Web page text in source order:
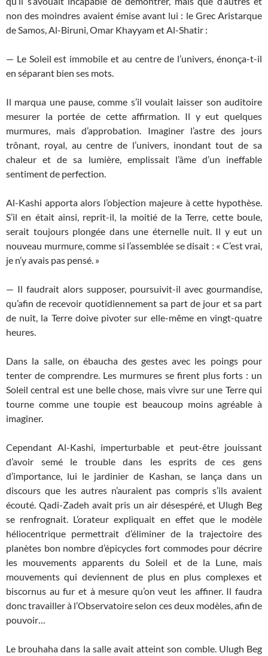
non des moindres avaient émise avant lui : le Grec Aristarque
de Samos, Al-Biruni, Omar Khayyam et Al-Shatir :
— Le Soleil est immobile et au centre de l’univers, énonça-t-il
en séparant bien ses mots.
Il marqua une pause, comme s’il voulait laisser son auditoire
mesurer la portée de cette affirmation. Il y eut quelques
murmures, mais d’approbation. Imaginer l’astre des jours
trônant, royal, au centre de l’univers, inondant tout de sa
chaleur et de sa lumière, emplissait l’âme d’un ineffable
sentiment de perfection.
Al-Kashi apporta alors l’objection majeure à cette hypothèse.
S’il en était ainsi, reprit-il, la moitié de la Terre, cette boule,
serait toujours plongée dans une éternelle nuit. Il y eut un
nouveau murmure, comme si l’assemblée se disait : « C’est vrai,
je n’y avais pas pensé. »
— Il faudrait alors supposer, poursuivit-il avec gourmandise,
qu’afin de recevoir quotidiennement sa part de jour et sa part
de nuit, la Terre doive pivoter sur elle-même en vingt-quatre
heures.
Dans la salle, on ébaucha des gestes avec les poings pour
tenter de comprendre. Les murmures se firent plus forts : un
Soleil central est une belle chose, mais vivre sur une Terre qui
tourne comme une toupie est beaucoup moins agréable à
imaginer.
Cependant Al-Kashi, imperturbable et peut-être jouissant
d’avoir semé le trouble dans les esprits de ces gens
d’importance, lui le jardinier de Kashan, se lança dans un
discours que les autres n’auraient pas compris s’ils avaient
écouté. Qadi-Zadeh avait pris un air désespéré, et Ulugh Beg
se renfrognait. L’orateur expliquait en effet que le modèle
héliocentrique permettrait d’éliminer de la trajectoire des
planètes bon nombre d’épicycles fort commodes pour décrire
les mouvements apparents du Soleil et de la Lune, mais
mouvements qui deviennent de plus en plus complexes et
biscornus au fur et à mesure qu’on veut les affiner. Il faudra
donc travailler à l’Observatoire selon ces deux modèles, afin de
pouvoir…
Le brouhaha dans la salle avait atteint son comble. Ulugh Beg